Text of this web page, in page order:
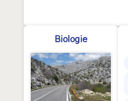
Biologie